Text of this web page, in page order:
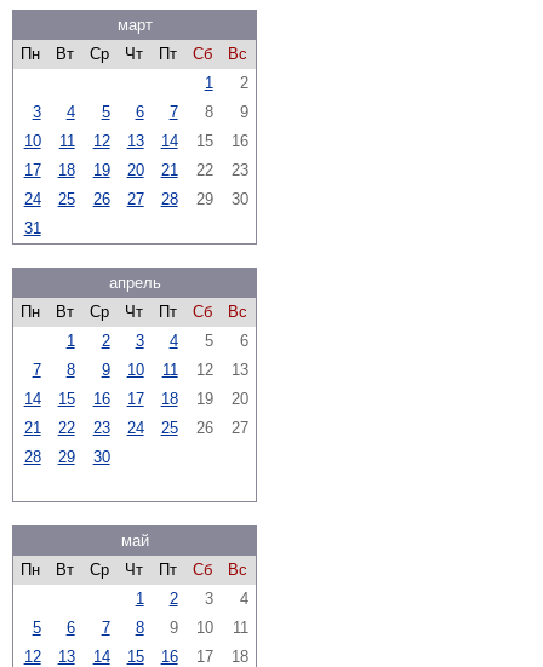
март
Пн
Вт Ср Чт Пт Сб
Вс
1
2
3
4 5 6 7 8
9
10
11 12 13 14 15
16
17
18 19 20 21 22
23
24
25 26 27 28 29
30
31
апрель
Пн
Вт Ср Чт Пт Сб
Вс
1
2 3 4 5
6
7
8 9 10 11 12
13
14
15 16 17 18 19
20
21
22 23 24 25 26
27
28
29 30
май
Пн
Вт Ср Чт Пт Сб
Вс
1
2 3
4
5
6 7 8 9 10
11
12
13 14 15 16 17
18